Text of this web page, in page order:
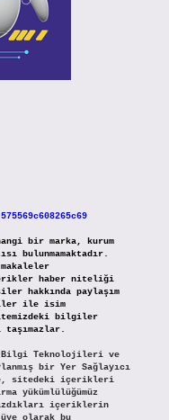
bir marka, kurum
bulunmamaktadır.
haber niteliği
hakkında paylaşım
ile isim
bilgiler
Bilgi Teknolojileri ve
bir Yer Sağlayıcı
sitedeki içerikleri
yükümlülüğümüz
içeriklerin
olarak bu